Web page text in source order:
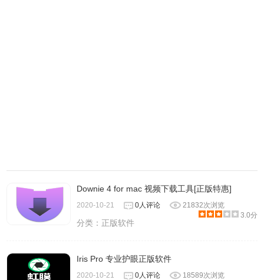
Downie 4 for mac 视频下载工具[正版特惠]
2020-10-21 0人评论
21832次浏览
3.0分
分类： 正版软件
Iris Pro 专业护眼正版软件
2020-10-21 0人评论
18589次浏览